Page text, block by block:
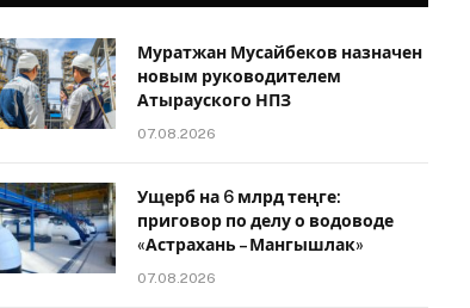
Муратжан Мусайбеков назначен
новым руководителем
Атырауского НПЗ
07.08.2026
Ущерб на 6 млрд теңге:
приговор по делу о водоводе
«Астрахань – Мангышлак»
07.08.2026